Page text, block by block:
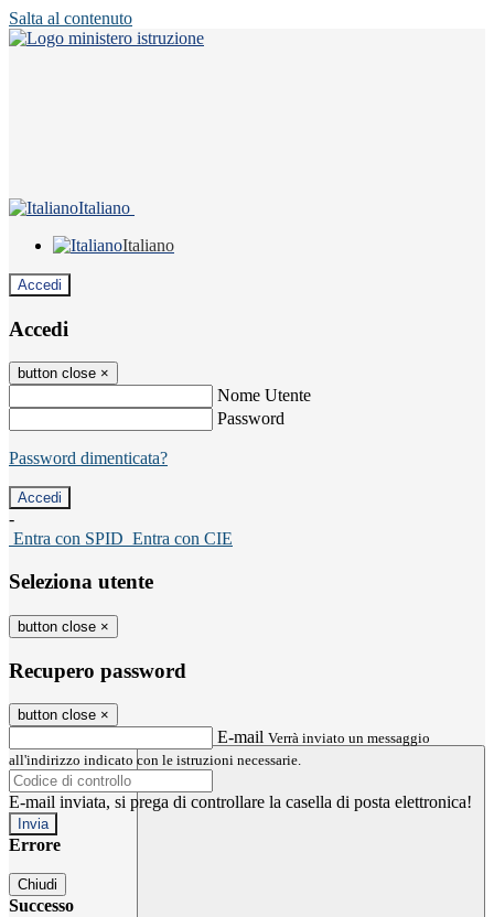
Salta al contenuto
Italiano
Italiano
Accedi
Accedi
button close ×
Nome Utente
Password
Password dimenticata?
-
Entra con SPID Entra con CIE
Seleziona utente
button close ×
Recupero password
button close ×
E-mail Verrà inviato un messaggio
all'indirizzo indicato con le istruzioni necessarie.
E-mail inviata, si prega di controllare la casella di posta elettronica!
Errore
Chiudi
Successo